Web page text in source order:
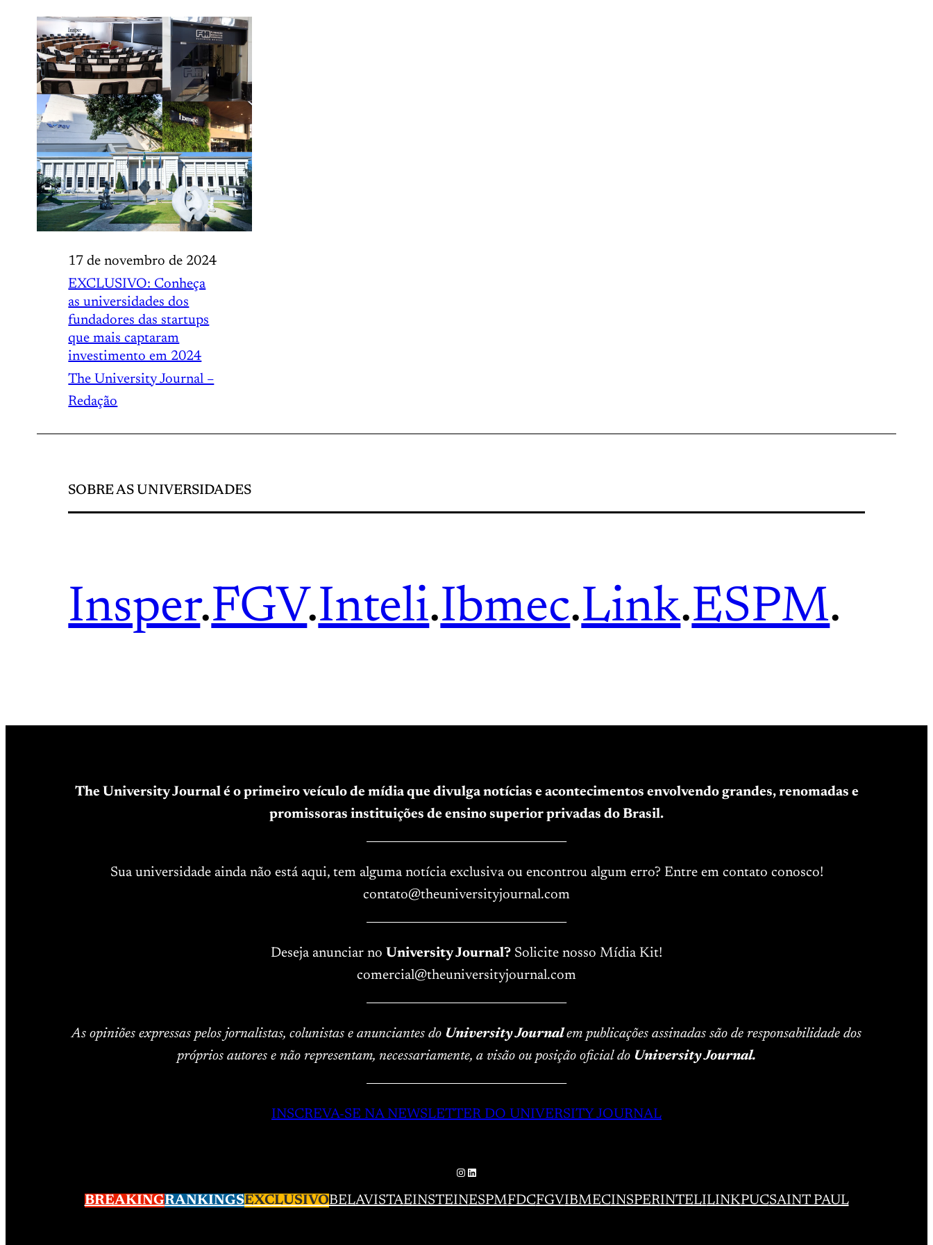
17 de novembro de 2024
EXCLUSIVO: Conheça
as universidades dos
fundadores das startups
que mais captaram
investimento em 2024
The University Journal –
Redação
SOBRE AS UNIVERSIDADES
Insper.FGV.Inteli.Ibmec.Link.ESPM.
The University Journal é o primeiro veículo de mídia que divulga notícias e acontecimentos envolvendo grandes, renomadas e
promissoras instituições de ensino superior privadas do Brasil.
Sua universidade ainda não está aqui, tem alguma notícia exclusiva ou encontrou algum erro? Entre em contato conosco!
contato@theuniversityjournal.com
Deseja anunciar no University Journal? Solicite nosso Mídia Kit!
comercial@theuniversityjournal.com
As opiniões expressas pelos jornalistas, colunistas e anunciantes do University Journalem publicações assinadas são de responsabilidade dos
próprios autores e não representam, necessariamente, a visão ou posição oficial do University Journal.
INSCREVA-SE NA NEWSLETTER DO UNIVERSITY JOURNAL
Instagram
LinkedIn
BREAKINGRANKINGSEXCLUSIVOBELAVISTAEINSTEINESPMFDCFGVIBMECINSPERINTELILINKPUCSAINT PAUL